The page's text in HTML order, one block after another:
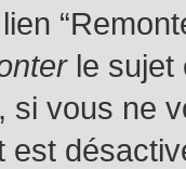
le sujet
si vous ne
est